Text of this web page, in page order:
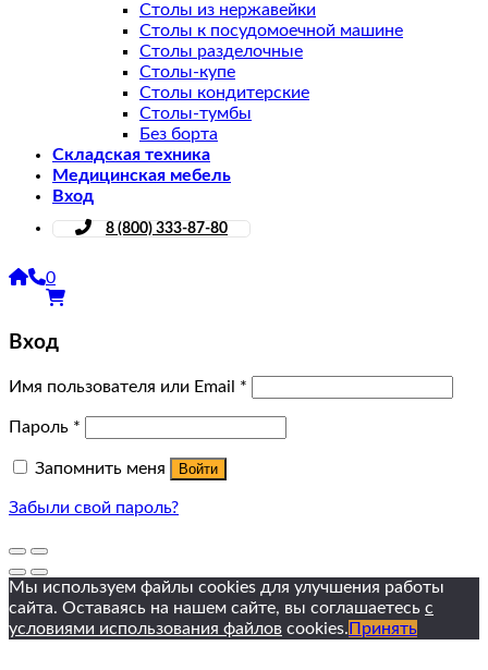
Столы из нержавейки
Столы к посудомоечной машине
Столы разделочные
Столы-купе
Столы кондитерские
Столы-тумбы
Без борта
Складская техника
Медицинская мебель
Вход
8 (800) 333-87-80
0
Вход
Имя пользователя или Email *
Пароль *
Запомнить меня Войти
Забыли свой пароль?
Мы используем файлы cookies для улучшения работы
сайта. Оставаясь на нашем сайте, вы соглашаетесь с
условиями использования файлов cookies. Принять